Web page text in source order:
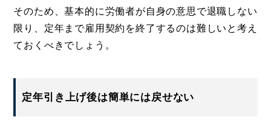
そのため、基本的に労働者が自身の意思で退職しない
限り、定年まで雇用契約を終了するのは難しいと考え
ておくべきでしょう。
定年引き上げ後は簡単には戻せない